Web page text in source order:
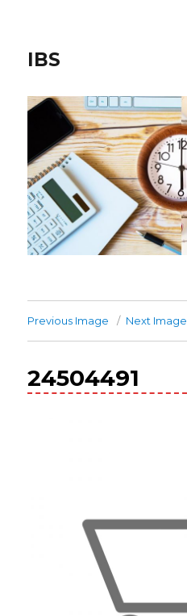
IBS
Previous Image Next Image
24504491